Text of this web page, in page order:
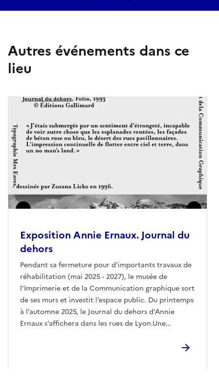
Autres événements dans ce
lieu
Exposition Annie Ernaux. Journal du
dehors
Pendant sa fermeture pour d’importants travaux de
réhabilitation (mai 2025 - 2027), le musée de
l’Imprimerie et de la Communication graphique sort
de ses murs et investit l’espace public. Du printemps
à l’automne 2025, le Journal du dehors d’Annie
Ernaux s’affichera dans les rues de Lyon.Une